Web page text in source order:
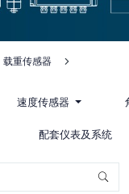
载重传感器
速度传感器
配套仪表及系统